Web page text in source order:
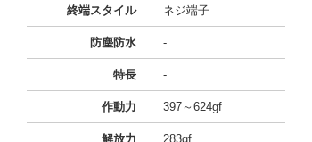
終端スタイル ネジ端子
防塵防水 -
特長 -
作動力 397～624gf
解放力 283gf